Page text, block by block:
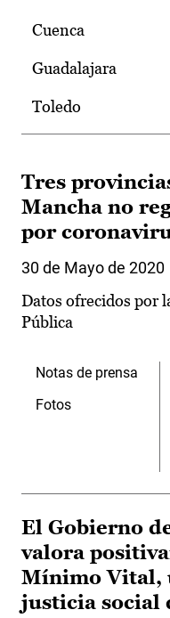
Cuenca
Guadalajara
Toledo
Tres
Mancha no
por
30 de Mayo de 2020
Datos ofrecidos por
Pública
Notas de prensa
Fotos
El Gobierno
valora
Mínimo Vital,
justicia social